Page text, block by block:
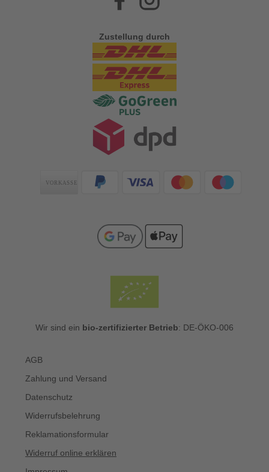
Zustellung durch
Zahlungsarten
Wir sind ein bio-zertifizierter Betrieb: DE-ÖKO-006
AGB
Zahlung und Versand
Datenschutz
Widerrufsbelehrung
Reklamationsformular
Widerruf online erklären